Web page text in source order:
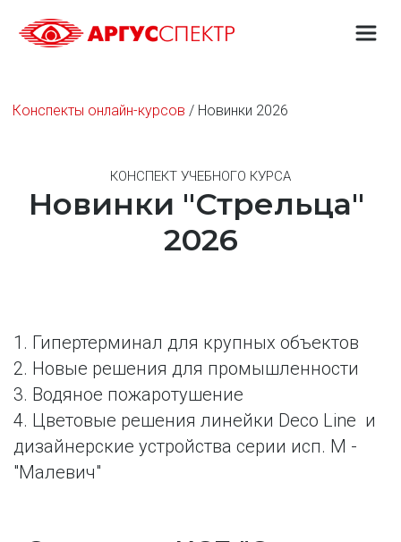
Конспекты онлайн-курсов / Новинки 2026
КОНСПЕКТ УЧЕБНОГО КУРСА
Новинки "Стрельца"
2026
1. Гипертерминал для крупных объектов
2. Новые решения для промышленности
3. Водяное пожаротушение
4. Цветовые решения линейки Deco Line  и
дизайнерские устройства серии исп. М -
"Малевич"